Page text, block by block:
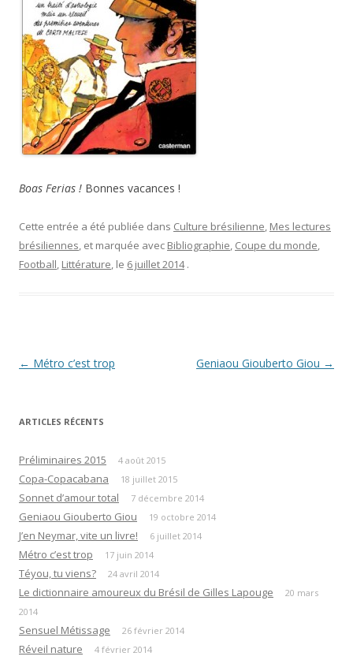
Boas Ferias ! Bonnes vacances !
Cette entrée a été publiée dans Culture brésilienne, Mes lectures
brésiliennes, et marquée avec Bibliographie, Coupe du monde,
Football, Littérature, le 6 juillet 2014 .
Navigation
← Métro c’est trop Geniaou Giouberto Giou →
ARTICLES RÉCENTS
Préliminaires 2015 4 août 2015
Copa-Copacabana 18 juillet 2015
Sonnet d’amour total 7 décembre 2014
Geniaou Giouberto Giou 19 octobre 2014
J’en Neymar, vite un livre! 6 juillet 2014
Métro c’est trop 17 juin 2014
Téyou, tu viens? 24 avril 2014
Le dictionnaire amoureux du Brésil de Gilles Lapouge
20 mars
2014
Sensuel Métissage 26 février 2014
Réveil nature 4 février 2014